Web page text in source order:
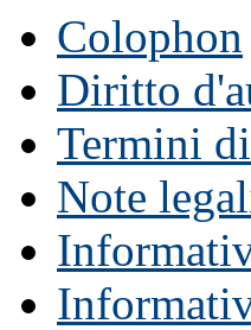
Colophon
Diritto
Termini
Note